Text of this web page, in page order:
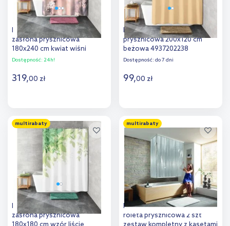
Kleine Wolke Blossom
zasłona prysznicowa
180x240 cm kwiat wiśni
5956401352
Dostępność: 24h!
319,00 zł
Dodaj do
porównania
Kleine Wolke Kito zasłona
prysznicowa 200x120 cm
beżowa 4937202238
Dostępność: do 7 dni
99,00 zł
Dodaj do
porównania
multirabaty
Kleine Wolke Floresta
zasłona prysznicowa
multirabaty
Kleine Wolke Duschrollo
roleta prysznicowa 2 szt